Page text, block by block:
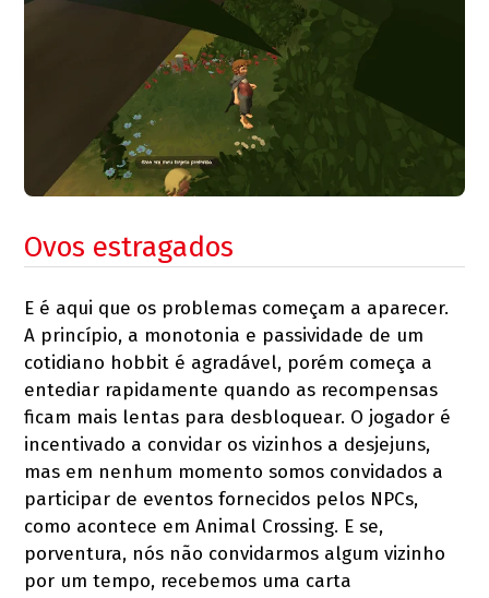
Ovos estragados
E é aqui que os problemas começam a aparecer.
A princípio, a monotonia e passividade de um
cotidiano hobbit é agradável, porém começa a
entediar rapidamente quando as recompensas
ficam mais lentas para desbloquear. O jogador é
incentivado a convidar os vizinhos a desjejuns,
mas em nenhum momento somos convidados a
participar de eventos fornecidos pelos NPCs,
como acontece em Animal Crossing. E se,
porventura, nós não convidarmos algum vizinho
por um tempo, recebemos uma carta